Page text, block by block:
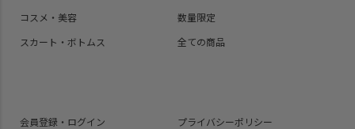
コスメ・美容
スカート・ボトムス
数量限定
全ての商品
会員登録・ログイン
プライバシーポリシー